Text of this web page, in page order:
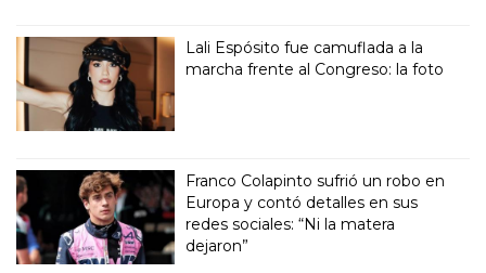
Lali Espósito fue camuflada a la
marcha frente al Congreso: la foto
Franco Colapinto sufrió un robo en
Europa y contó detalles en sus
redes sociales: “Ni la matera
dejaron”